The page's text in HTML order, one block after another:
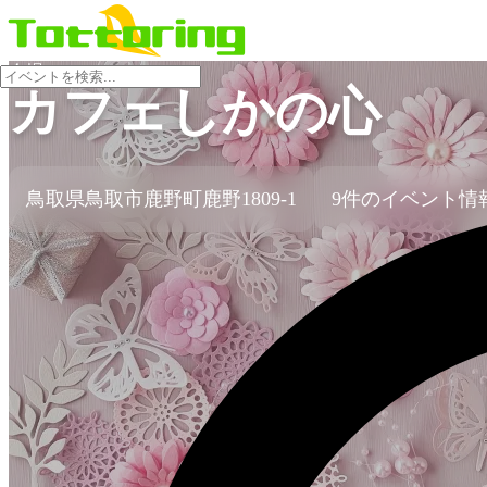
会場
カフェしかの心
鳥取県鳥取市鹿野町鹿野1809-1 9件のイベント情